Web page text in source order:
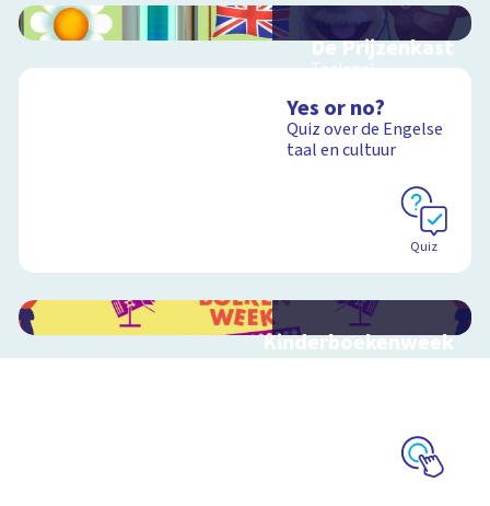
De Prijzenkast
Taalspel
Schoolplaat
Yes or no?
Quiz over de Engelse
taal en cultuur
Quiz
Kinderboekenweek
2026